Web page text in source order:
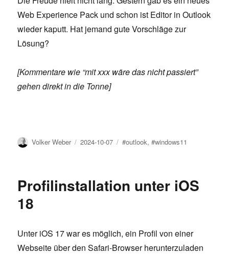
Web Experience Pack und schon ist Editor in Outlook
wieder kaputt. Hat jemand gute Vorschläge zur
Lösung?
[Kommentare wie “mit xxx wäre das nicht passiert”
gehen direkt in die Tonne]
Author
Volker Weber
Posted
2024-10-07 Tags
#outlook,#windows11
Profilinstallation unter iOS
18
Unter iOS 17 war es möglich, ein Profil von einer
Webseite über den Safari-Browser herunterzuladen